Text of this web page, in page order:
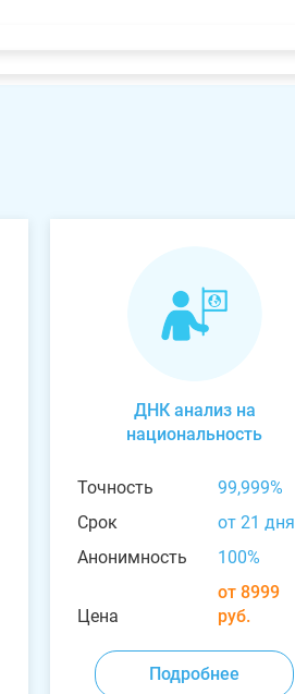
ДНК анализ на
национальность
Точность
99,999%
Срок
от 21 дня
Анонимность
100%
Цена
от 8999
руб.
Подробнее